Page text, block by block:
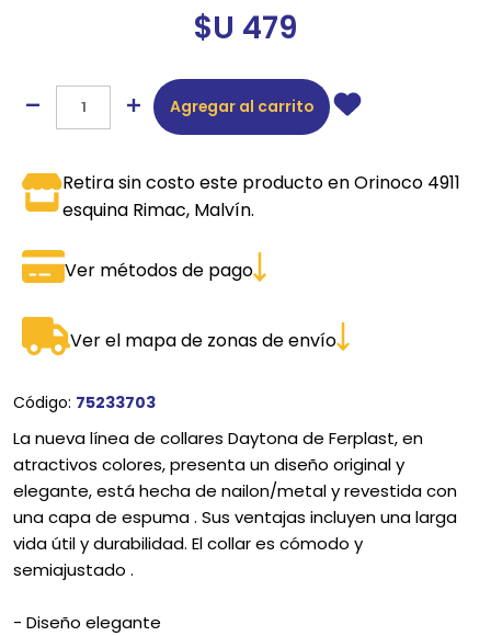
$U 479
Agregar al carrito
Retira sin costo este producto en Orinoco 4911
esquina Rimac, Malvín.
Ver métodos de pago
Ver el mapa de zonas de envío
Código: 75233703
La nueva línea de collares Daytona de Ferplast, en
atractivos colores, presenta un diseño original y
elegante, está hecha de nailon/metal y revestida con
una capa de espuma . Sus ventajas incluyen una larga
vida útil y durabilidad. El collar es cómodo y
semiajustado .
- Diseño elegante